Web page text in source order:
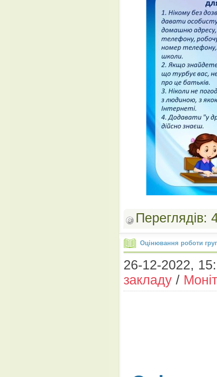
Оцінювання роботи
26-12-2022,
закладу /